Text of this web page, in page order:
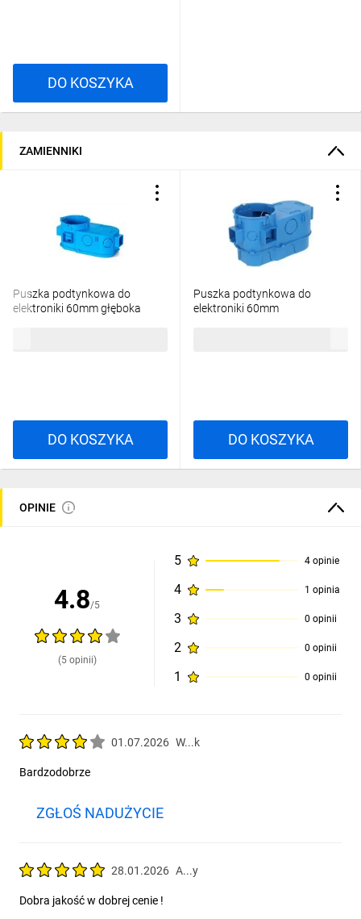
DO KOSZYKA
ZAMIENNIKI
Puszka podtynkowa do
elektroniki 60mm głęboka
DO KOSZYKA
Puszka podtynkowa do
elektroniki 60mm
DO KOSZYKA
OPINIE
4.8/5
(5 opinii)
5 4 opinie
4 1 opinia
3 0 opinii
2 0 opinii
1 0 opinii
01.07.2026 W...k
Bardzodobrze
ZGŁOŚ NADUŻYCIE
28.01.2026 A...y
Dobra jakość w dobrej cenie !